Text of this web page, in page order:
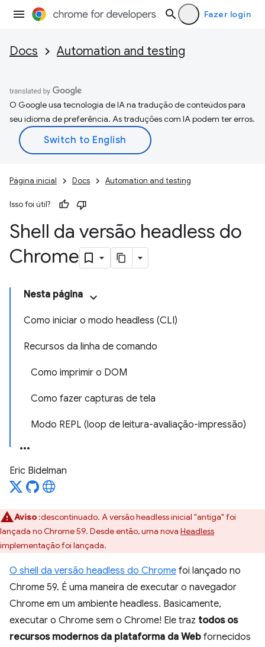
Fazer login
Docs Automation and testing
O Google usa tecnologia de IA na tradução de conteúdos para
seu idioma de preferência. As traduções com IA podem ter erros.
Página inicial Docs Automation and testing
Isso foi útil?
Shell da versão headless do
Chrome
Nesta página
Como iniciar o modo headless (CLI)
Recursos da linha de comando
Como imprimir o DOM
Como fazer capturas de tela
Modo REPL (loop de leitura-avaliação-impressão)
Eric Bidelman
Aviso :descontinuado. A versão headless inicial "antiga" foi
lançada no Chrome 59. Desde então, uma nova Headless
implementação foi lançada.
O shell da versão headless do Chrome foi lançado no
Chrome 59. É uma maneira de executar o navegador
Chrome em um ambiente headless. Basicamente,
executar o Chrome sem o Chrome! Ele traz todos os
recursos modernos da plataforma da Web fornecidos